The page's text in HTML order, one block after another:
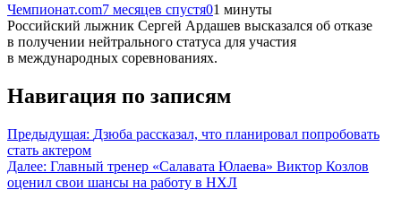
Чемпионат.com7 месяцев спустя01 минуты
Российский лыжник Сергей Ардашев высказался об отказе
в получении нейтрального статуса для участия
в международных соревнованиях.
Навигация по записям
Предыдущая: Дзюба рассказал, что планировал попробовать
стать актером
Далее: Главный тренер «Салавата Юлаева» Виктор Козлов
оценил свои шансы на работу в НХЛ